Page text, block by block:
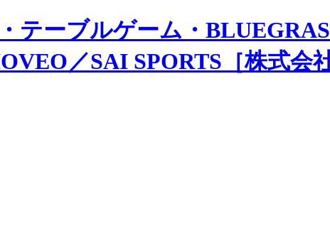
テーブルゲーム・
／SAI SPORTS［株式会